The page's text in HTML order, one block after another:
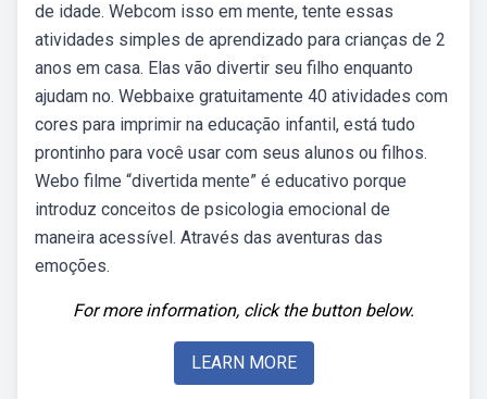
de idade. Webcom isso em mente, tente essas
atividades simples de aprendizado para crianças de 2
anos em casa. Elas vão divertir seu filho enquanto
ajudam no. Webbaixe gratuitamente 40 atividades com
cores para imprimir na educação infantil, está tudo
prontinho para você usar com seus alunos ou filhos.
Webo filme “divertida mente” é educativo porque
introduz conceitos de psicologia emocional de
maneira acessível. Através das aventuras das
emoções.
For more information, click the button below.
LEARN MORE